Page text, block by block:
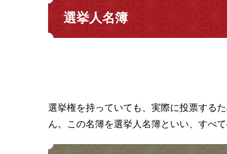
選挙人名簿
選挙権を持っていても、実際に投票する
ん。この名簿を選挙人名簿といい、すべ